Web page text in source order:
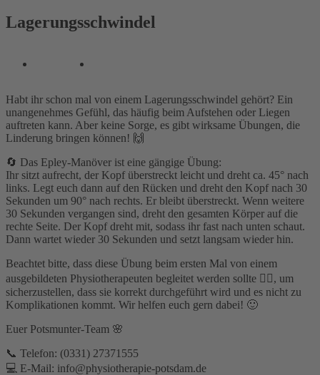
Lagerungsschwindel
Habt ihr schon mal von einem Lagerungsschwindel gehört? Ein
unangenehmes Gefühl, das häufig beim Aufstehen oder Liegen
auftreten kann. Aber keine Sorge, es gibt wirksame Übungen, die
Linderung bringen können! 🙌
🔄️ Das Epley-Manöver ist eine gängige Übung:
Ihr sitzt aufrecht, der Kopf überstreckt leicht und dreht ca. 45° nach
links. Legt euch dann auf den Rücken und dreht den Kopf nach 30
Sekunden um 90° nach rechts. Er bleibt überstreckt. Wenn weitere
30 Sekunden vergangen sind, dreht den gesamten Körper auf die
rechte Seite. Der Kopf dreht mit, sodass ihr fast nach unten schaut.
Dann wartet wieder 30 Sekunden und setzt langsam wieder hin.
Beachtet bitte, dass diese Übung beim ersten Mal von einem
ausgebildeten Physiotherapeuten begleitet werden sollte 💆‍♀️, um
sicherzustellen, dass sie korrekt durchgeführt wird und es nicht zu
Komplikationen kommt. Wir helfen euch gern dabei! 🙂
Euer Potsmunter-Team 🌸
📞 Telefon: (0331) 27371555⁣
💻 E-Mail: info@physiotherapie-potsdam.de